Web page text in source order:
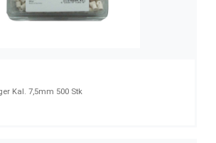
Kal. 7,5mm 500 Stk